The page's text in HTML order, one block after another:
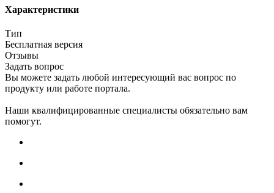
Характеристики
Тип
Бесплатная версия
Отзывы
Задать вопрос
Вы можете задать любой интересующий вас вопрос по
продукту или работе портала.
Наши квалифицированные специалисты обязательно вам
помогут.